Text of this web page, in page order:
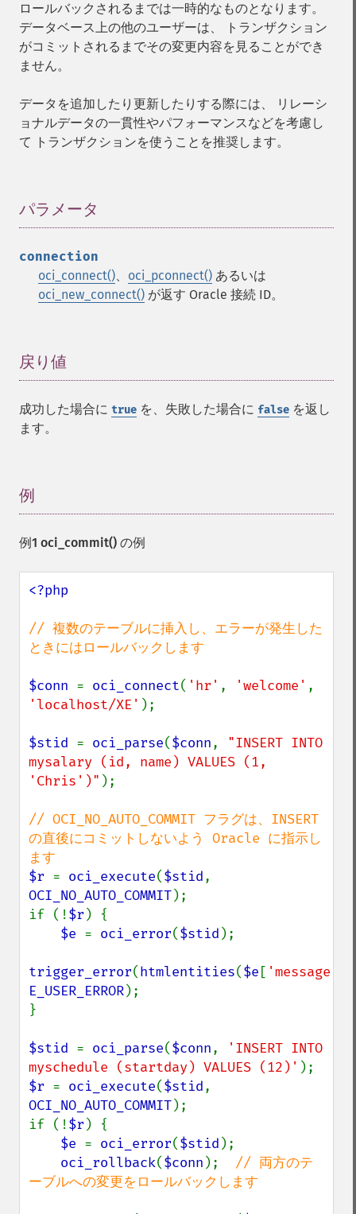
ロールバックされるまでは一時的なものとなります。
データベース上の他のユーザーは、 トランザクション
がコミットされるまでその変更内容を見ることができ
ません。
データを追加したり更新したりする際には、 リレーシ
ョナルデータの一貫性やパフォーマンスなどを考慮し
て トランザクションを使うことを推奨します。
パラメータ
connection
oci_connect()、 oci_pconnect() あるいは
oci_new_connect() が返す Oracle 接続 ID。
戻り値
成功した場合に true を、失敗した場合に false を返し
ます。
例
例1 oci_commit() の例
<?php
// 複数のテーブルに挿入し、エラーが発生した
ときにはロールバックします
$conn = oci_connect( 'hr' , 'welcome'
'localhost/XE' );
$stid = oci_parse($conn, "INSERT INTO
mysalary (id, name) VALUES (1,
'Chris')" );
// OCI_NO_AUTO_COMMIT フラグは、INSERT
の直後にコミットしないよう Oracle に指示し
$r = oci_execute($stid
OCI_NO_AUTO_COMMIT);
if (!$r ) {
$e = oci_error($stid );
trigger_error(htmlentities($e [ 'message'
E_USER_ERROR);
}
$stid = oci_parse($conn,
'INSERT INTO
myschedule (startday) VALUES (12)'
$r = oci_execute($stid
OCI_NO_AUTO_COMMIT);
if (!$r ) {
$e = oci_error($stid );
oci_rollback($conn ); // 両方のテ
ーブルへの変更をロールバックします